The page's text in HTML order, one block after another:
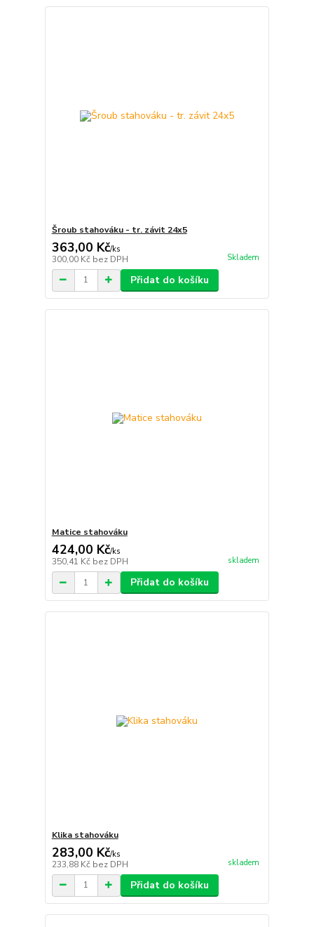
Šroub stahováku - tr. závit 24x5
363,00 Kč/ks
300,00 Kč bez DPH Skladem
Přidat do košíku
Matice stahováku
424,00 Kč/ks
350,41 Kč bez DPH skladem
Přidat do košíku
Klika stahováku
283,00 Kč/ks
233,88 Kč bez DPH skladem
Přidat do košíku